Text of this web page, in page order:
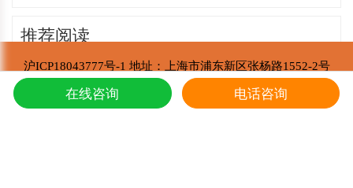
推荐阅读
1 冬虫夏草的炖鸭子和蛤蚧的方法
2 东强堂健康科技与那曲市招商局达成战略合
沪ICP18043777号-1 地址：上海市浦东新区张杨路1552-2号
东强堂健康科技有限公司 版权所有
Copyright © 2002-2021
在线咨询 电话咨询